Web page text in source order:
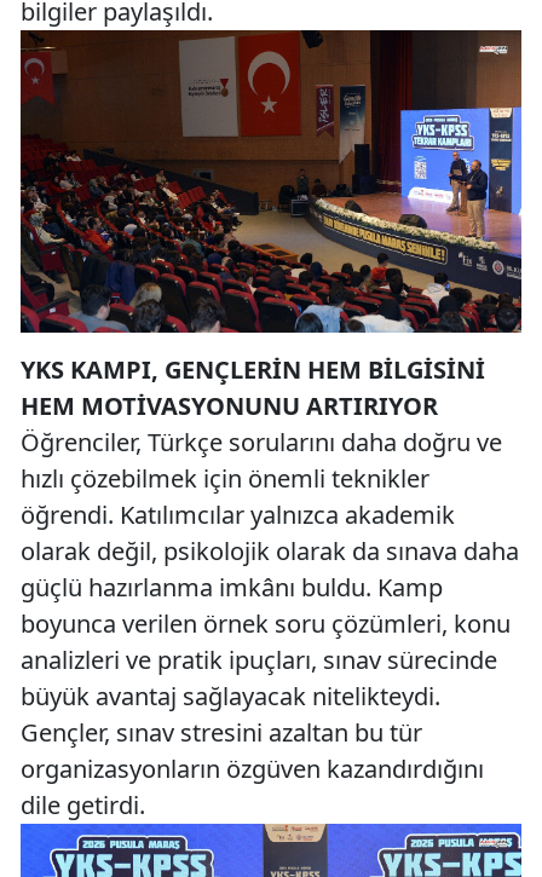
bilgiler paylaşıldı.
YKS KAMPI, GENÇLERİN HEM BİLGİSİNİ
HEM MOTİVASYONUNU ARTIRIYOR
Öğrenciler, Türkçe sorularını daha doğru ve
hızlı çözebilmek için önemli teknikler
öğrendi. Katılımcılar yalnızca akademik
olarak değil, psikolojik olarak da sınava daha
güçlü hazırlanma imkânı buldu. Kamp
boyunca verilen örnek soru çözümleri, konu
analizleri ve pratik ipuçları, sınav sürecinde
büyük avantaj sağlayacak nitelikteydi.
Gençler, sınav stresini azaltan bu tür
organizasyonların özgüven kazandırdığını
dile getirdi.